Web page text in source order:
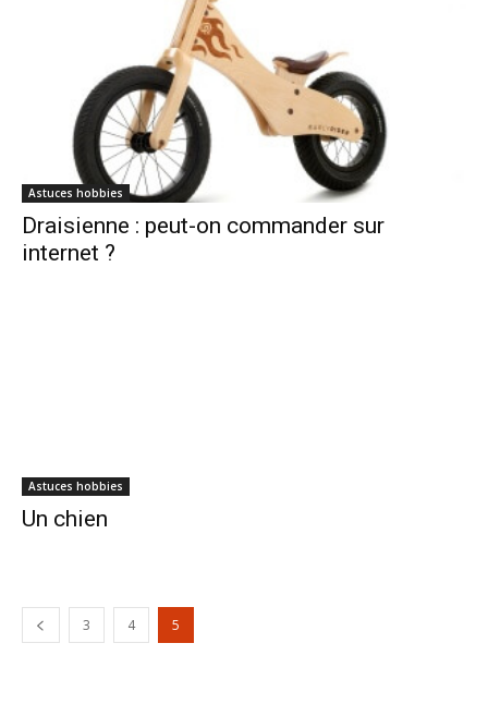
Astuces hobbies
Draisienne : peut-on commander sur
internet ?
Astuces hobbies
Un chien
3 4 5